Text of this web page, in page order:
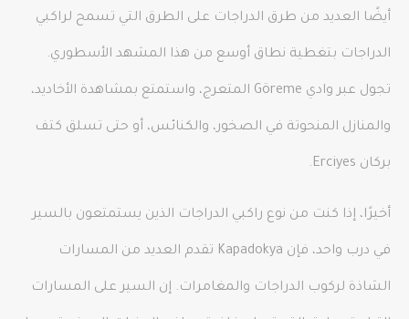
أيضًا العديد من طرق الدراجات على الطرق التي تسمح لراكبي
الدراجات بتغطية نطاق أوسع من هذا المشهد الأسطوري.
تجول عبر وادي Göreme المتعرج، واستمتع بمشاهدة الأخاديد،
والمنازل المنحوتة في الصخور، والكنائس، أو حتى تسلق كتف
بركان Erciyes.
أخيرًا، إذا كنت من نوع راكبي الدراجات الذين يستمتعون بالسير
في درب واحد، فإن Kapadokya تقدم العديد من المسارات
الشاذة لركوب الدراجات والمغامرات. إن السير على المسارات